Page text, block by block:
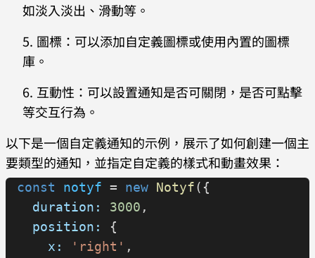
如淡入淡出、滑動等。
圖標：可以添加自定義圖標或使用內置的圖標
庫。
互動性：可以設置通知是否可關閉，是否可點擊
等交互行為。
以下是一個自定義通知的示例，展示了如何創建一個主
要類型的通知，並指定自定義的樣式和動畫效果：
const notyf = new Notyf({
  duration:
3000 ,
  position:
{
    x:
'right' ,